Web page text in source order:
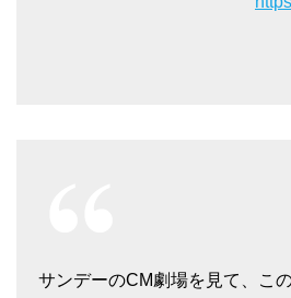
サンデーのCM劇場を見て、こ